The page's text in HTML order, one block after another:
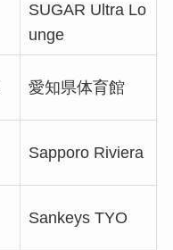
SUGAR Ultra Lo
unge
愛知県体育館
Sapporo Riviera
Sankeys TYO